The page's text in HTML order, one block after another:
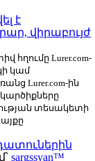
է
վիրաբույժ
հղումը Lurer.com-
կամ
Lurer.com-ին
տեսակետի
sargssyan™